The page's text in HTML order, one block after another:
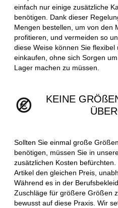
einfach nur einige zusätzliche
benötigen. Dank dieser
Mengen bestellen, um von den
profitieren, und vermeiden so
diese Weise können Sie flexibel
einkaufen, ohne sich Sorgen
Lager machen zu müssen.
KEINE
Sollten Sie einmal große
benötigen, müssen Sie in
zusätzlichen Kosten
Artikel den gleichen Preis,
Während es in der
Zuschläge für größere Größen
bewusst auf diese Praxis. Wir